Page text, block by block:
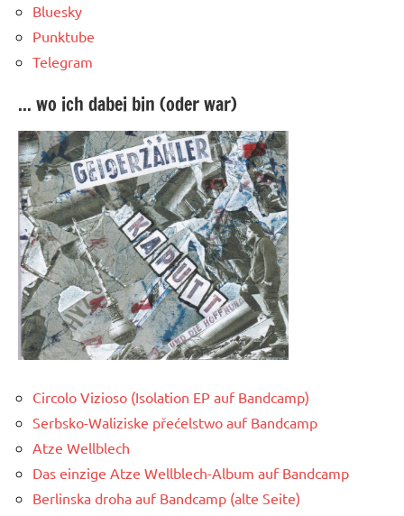
Bluesky
Punktube
Telegram
... wo ich dabei bin (oder war)
Circolo Vizioso (Isolation EP auf Bandcamp)
Serbsko-Waliziske přećelstwo auf Bandcamp
Atze Wellblech
Das einzige Atze Wellblech-Album auf Bandcamp
Berlinska droha auf Bandcamp (alte Seite)